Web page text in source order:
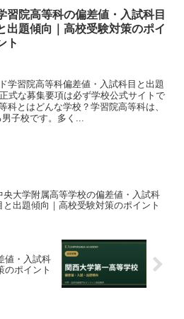
習院高等科の偏差値・入試科目
出題傾向｜高校受験対策のポイ
ト
学習院高等科偏差値・入試科目と出題
式な募集要項は必ず学校公式サイトで
科とはどんな学校？学習院高等科は、
子校です。多く...
央大学附属高等学校の偏差値・入試科
と出題傾向｜高校受験対策のポイント
値・入試科
のポイント